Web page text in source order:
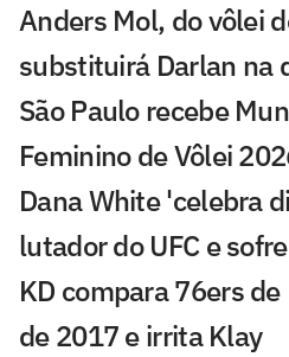
Anders Mol, do vôlei
substituirá Darlan na
São Paulo recebe
Feminino de Vôlei
Dana White 'celebra
lutador do UFC e
KD compara 76ers
de 2017 e irrita Klay